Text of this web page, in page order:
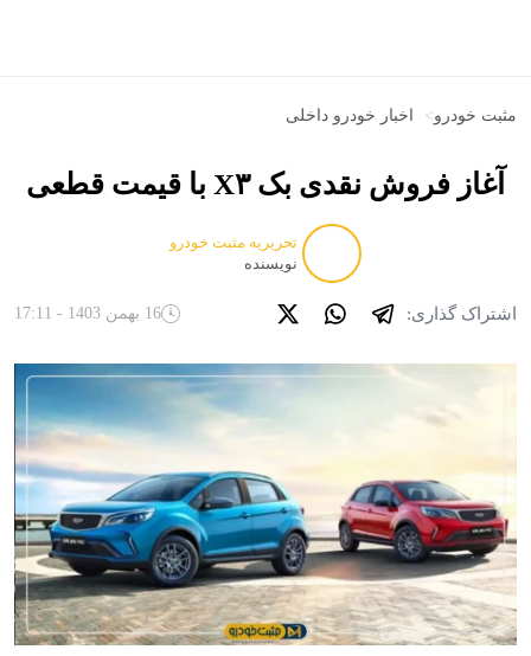
مثبت خودرو> اخبار خودرو داخلی
آغاز فروش نقدی بک X۳ با قیمت قطعی
تحریریه مثبت خودرو
نویسنده
اشتراک گذاری: 16 بهمن 1403 - 17:11